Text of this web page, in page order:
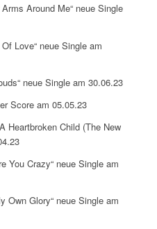
Around Me“ neue Single
Love“ neue Single am
neue Single am 30.06.23
Score am 05.05.23
Heartbroken Child (The New
You Crazy“ neue Single am
Own Glory“ neue Single am